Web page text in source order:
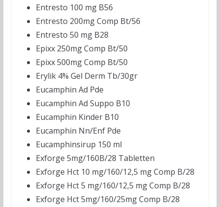
Entresto 100 mg B56
Entresto 200mg Comp Bt/56
Entresto 50 mg B28
Epixx 250mg Comp Bt/50
Epixx 500mg Comp Bt/50
Erylik 4% Gel Derm Tb/30gr
Eucamphin Ad Pde
Eucamphin Ad Suppo B10
Eucamphin Kinder B10
Eucamphin Nn/Enf Pde
Eucamphinsirup 150 ml
Exforge 5mg/160B/28 Tabletten
Exforge Hct 10 mg/160/12,5 mg Comp B/28
Exforge Hct 5 mg/160/12,5 mg Comp B/28
Exforge Hct 5mg/160/25mg Comp B/28